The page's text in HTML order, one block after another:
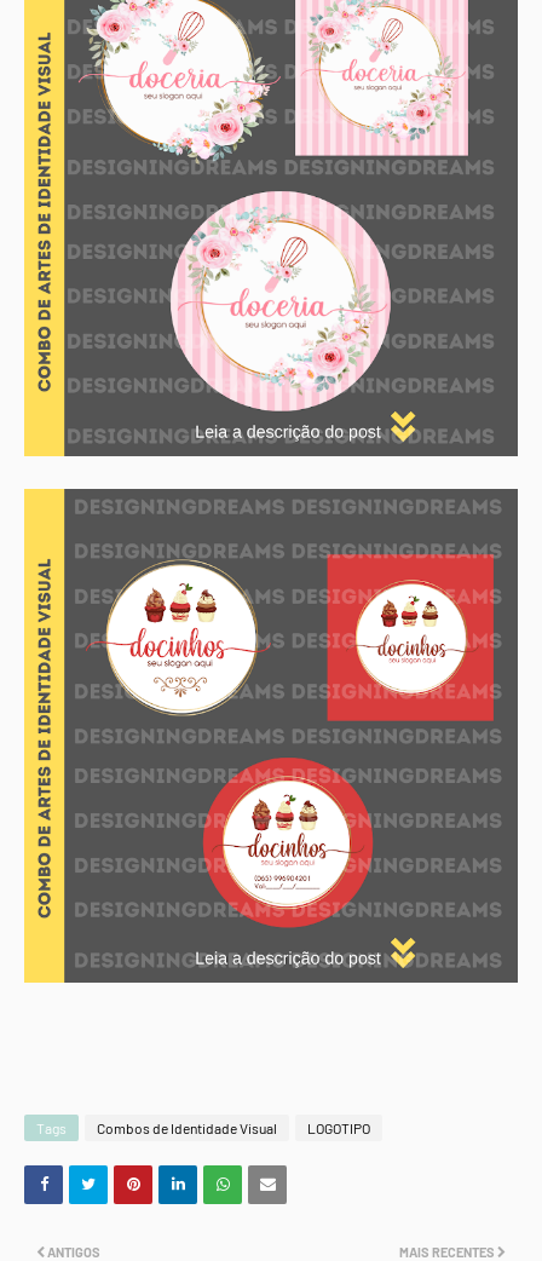
Tags Combos de Identidade Visual LOGOTIPO
MAIS RECENTES
ANTIGOS